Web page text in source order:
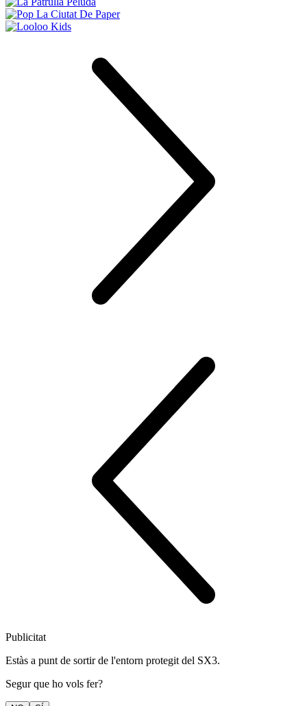
Publicitat
Estàs a punt de sortir de l'entorn protegit del SX3.
Segur que ho vols fer?